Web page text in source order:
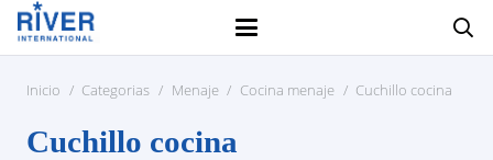
Inicio / Categorias / Menaje / Cocina menaje / Cuchillo cocina
Cuchillo cocina